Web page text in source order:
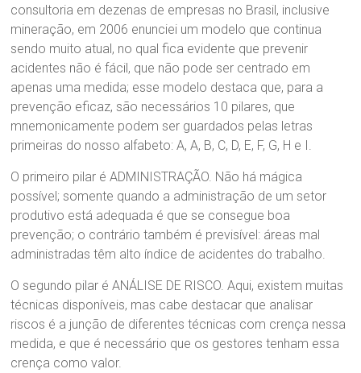
consultoria em dezenas de empresas no Brasil, inclusive
mineração, em 2006 enunciei um modelo que continua
sendo muito atual, no qual fica evidente que prevenir
acidentes não é fácil, que não pode ser centrado em
apenas uma medida; esse modelo destaca que, para a
prevenção eficaz, são necessários 10 pilares, que
mnemonicamente podem ser guardados pelas letras
primeiras do nosso alfabeto: A, A, B, C, D, E, F, G, H e I.
O primeiro pilar é ADMINISTRAÇÃO. Não há mágica
possível; somente quando a administração de um setor
produtivo está adequada é que se consegue boa
prevenção; o contrário também é previsível: áreas mal
administradas têm alto índice de acidentes do trabalho.
O segundo pilar é ANÁLISE DE RISCO. Aqui, existem muitas
técnicas disponíveis, mas cabe destacar que analisar
riscos é a junção de diferentes técnicas com crença nessa
medida, e que é necessário que os gestores tenham essa
crença como valor.